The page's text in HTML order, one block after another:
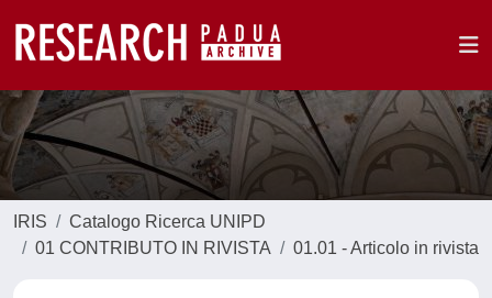
IRIS
Catalogo Ricerca UNIPD
01 CONTRIBUTO IN RIVISTA
01.01 - Articolo in rivista